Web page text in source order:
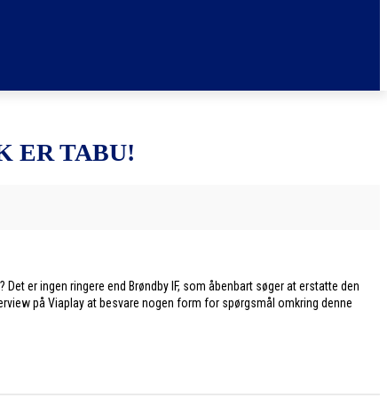
ER TABU!
er ingen ringere end Brøndby IF, som åbenbart søger at erstatte den
på Viaplay at besvare nogen form for spørgsmål omkring denne